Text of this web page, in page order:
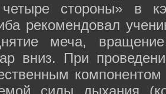
стороны» в
рекомендовал
меча,
вниз. При
компонентом
силы дыхания